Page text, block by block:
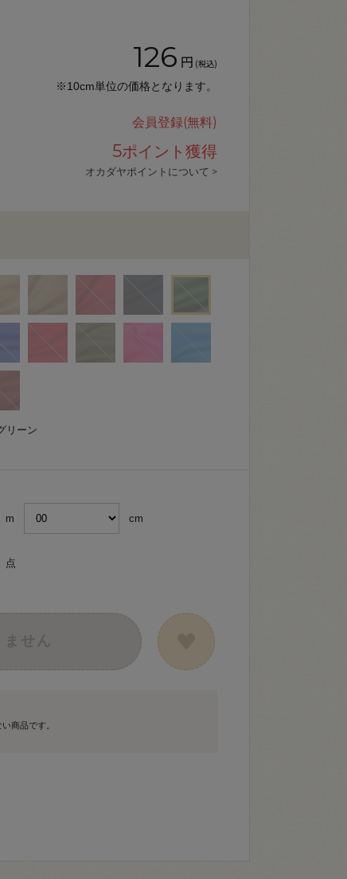
126 円 (税込)
※10cm単位の価格となります。
会員登録(無料)
5ポイント獲得
オカダヤポイントについて >
リーン
m cm
点
商品です。